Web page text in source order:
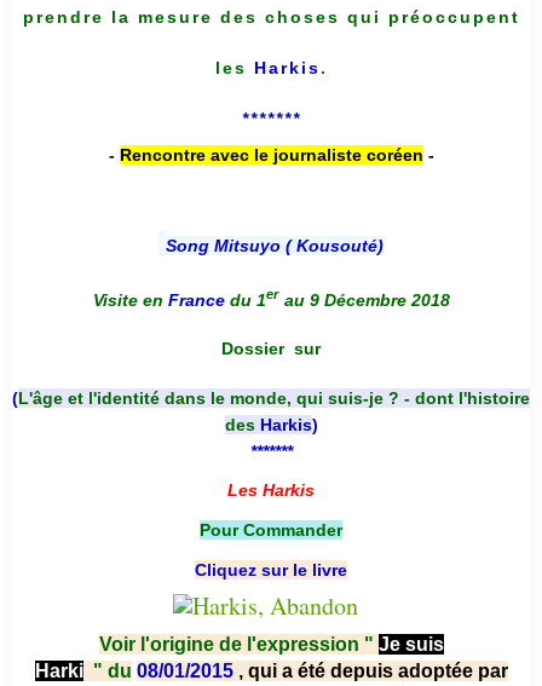
prendre la mesure des choses qui préoccupent
les Harkis.
*******
- Rencontre avec le journaliste coréen -
Song Mitsuyo ( Kousouté)
Visite en France du 1er au 9 Décembre 2018
Dossier sur
(L'âge et l'identité dans le monde, qui suis-je ? - dont l'histoire
des Harkis)
*******
Les Harkis
Pour Commander
Cliquez sur le livre
Voir l'origine de l'expression " Je suis
Harki " du 08/01/2015 , qui a été depuis adoptée par